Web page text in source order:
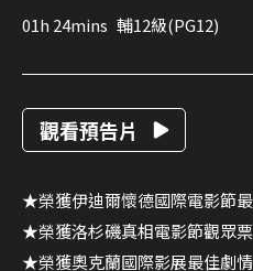
01h 24mins 輔12級(PG12)
觀看預告片
★榮獲伊迪爾懷德國際電影節
★榮獲洛杉磯真相電影節觀眾
★榮獲奧克蘭國際影展最佳劇